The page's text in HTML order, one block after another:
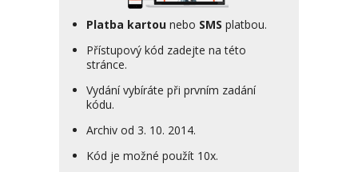
Platba kartou nebo SMS platbou.
Přístupový kód zadejte na této
stránce.
Vydání vybíráte při prvním zadání
kódu.
Archiv od 3. 10. 2014.
Kód je možné použít 10x.